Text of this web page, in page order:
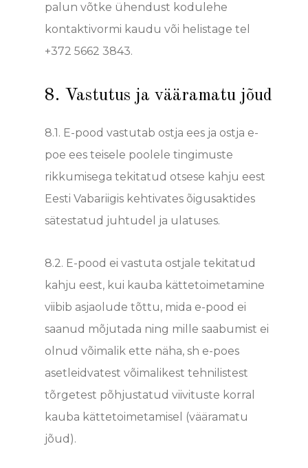
palun võtke ühendust kodulehe
kontaktivormi kaudu või helistage tel
+372 5662 3843.
8. Vastutus ja vääramatu jõud
8.1. E-pood vastutab ostja ees ja ostja e-
poe ees teisele poolele tingimuste
rikkumisega tekitatud otsese kahju eest
Eesti Vabariigis kehtivates õigusaktides
sätestatud juhtudel ja ulatuses.
8.2. E-pood ei vastuta ostjale tekitatud
kahju eest, kui kauba kättetoimetamine
viibib asjaolude tõttu, mida e-pood ei
saanud mõjutada ning mille saabumist ei
olnud võimalik ette näha, sh e-poes
asetleidvatest võimalikest tehnilistest
tõrgetest põhjustatud viivituste korral
kauba kättetoimetamisel (vääramatu
jõud).